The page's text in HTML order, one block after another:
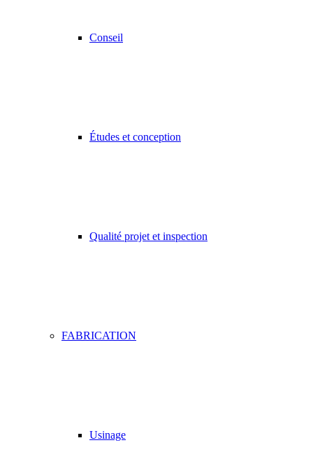
Conseil
Études et conception
Qualité projet et inspection
FABRICATION
Usinage